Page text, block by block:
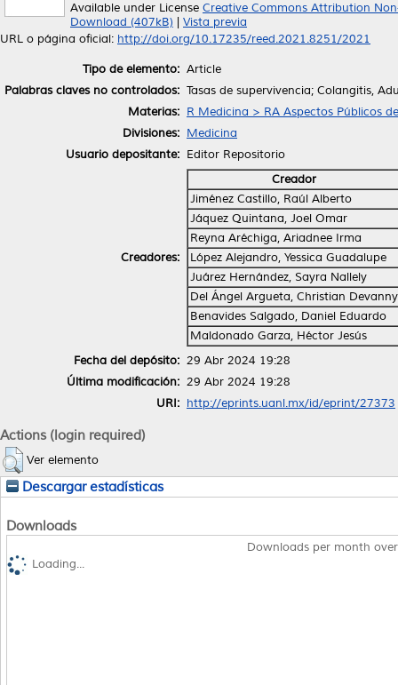
Available under License Creative Commons Attribution
Download (407kB)
Vista previa
URL o página oficial: http://doi.org/10.17235/reed.2021.8251/2021
Tipo de elemento: Article
Palabras claves no controlados: Tasas de supervivencia; Colangitis,
Materias: R Medicina > RA Aspectos Públicos
Divisiones: Medicina
Usuario depositante: Editor Repositorio
Creadores:
Creador
Jiménez Castillo, Raúl Alberto
Jáquez Quintana, Joel Omar
Reyna Aréchiga, Ariadnee Irma
López Alejandro, Yessica Guadalupe
Juárez Hernández, Sayra Nallely
Del Ángel Argueta, Christian Devanny
Benavides Salgado, Daniel Eduardo
Maldonado Garza, Héctor Jesús
Fecha del depósito: 29 Abr 2024 19:28
Última modificación: 29 Abr 2024 19:28
URI: http://eprints.uanl.mx/id/eprint/27373
Actions (login required)
Ver elemento
Descargar estadísticas
Downloads
Downloads per month
Loading...